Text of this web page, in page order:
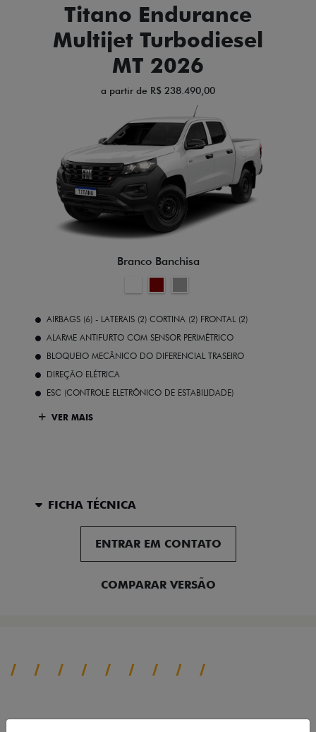
Titano Endurance
Multijet Turbodiesel
MT 2026
a partir de R$ 238.490,00
Branco Banchisa
AIRBAGS (6) - LATERAIS (2) CORTINA (2) FRONTAL (2)
ALARME ANTIFURTO COM SENSOR PERIMÉTRICO
BLOQUEIO MECÂNICO DO DIFERENCIAL TRASEIRO
DIREÇÃO ELÉTRICA
ESC (CONTROLE ELETRÔNICO DE ESTABILIDADE)
VER MAIS
FICHA TÉCNICA
ENTRAR EM CONTATO
COMPARAR VERSÃO